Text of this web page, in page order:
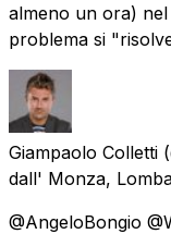
almeno un ora)
problema si
Giampaolo Colletti
dall' Monza,
@AngeloBongio